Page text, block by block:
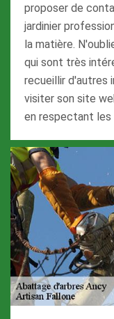
proposer de
jardinier
la matière.
qui sont très
recueillir d'autres
visiter son site
en respectant les